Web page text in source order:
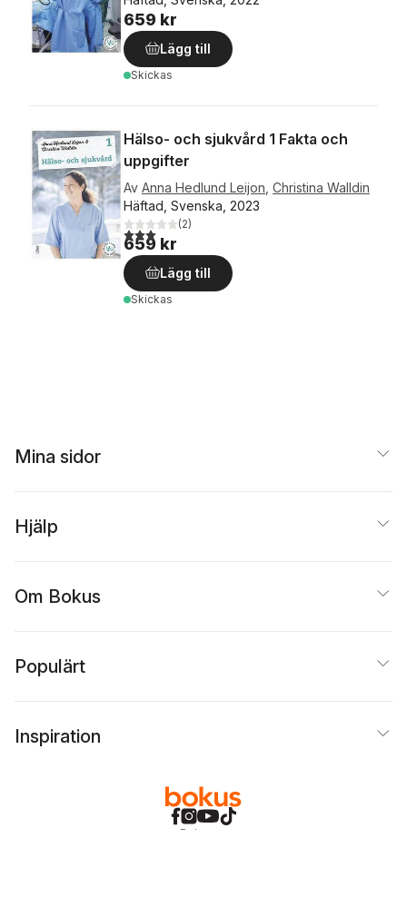
659 kr
Lägg till
Skickas
Hälso- och sjukvård 1 Fakta och
uppgifter
Av Anna Hedlund Leijon Christina Walldin
Häftad, Svenska, 2023
3,0utav 5 stjärnor. Totalt antal röster:
(2)
659 kr
Lägg till
Skickas
Mina sidor
Hjälp
Om Bokus
Populärt
Inspiration
Bokus